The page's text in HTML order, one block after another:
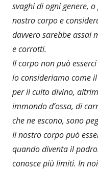
svaghi di ogni genere,
nostro corpo e
davvero sarebbe assai
e corrotti.
Il corpo non può
lo consideriamo come
per il culto divino,
immondo d’ossa, di
che ne escono, sono
Il nostro corpo può
quando diventa il
conosce più limiti. In